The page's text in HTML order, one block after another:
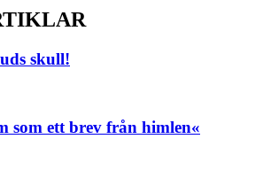
skull!
som ett brev från himlen«